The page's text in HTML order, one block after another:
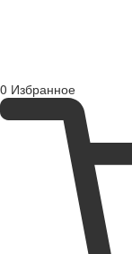
0 Избранное